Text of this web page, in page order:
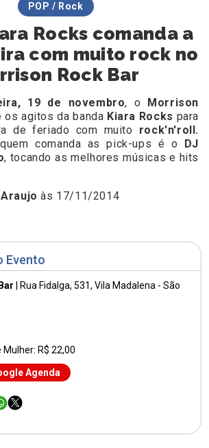
Evento
Rua Fidalga, 531, Vila Madalena - São
Mulher: R$ 22,00
Agenda
POP / Rock
Rocks comanda a
com muito rock no
Rock Bar
19 de novembro, o
Morrison
os agitos da banda Kiara Rocks para
de feriado com muito rock'n'roll.
comanda as pick-ups é o
DJ
, tocando as melhores músicas e hits
às 17/11/2014